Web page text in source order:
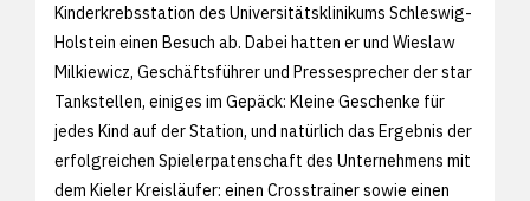
Kinderkrebsstation des Universitätsklinikums Schleswig-
Holstein einen Besuch ab. Dabei hatten er und Wieslaw
Milkiewicz, Geschäftsführer und Pressesprecher der star
Tankstellen, einiges im Gepäck: Kleine Geschenke für
jedes Kind auf der Station, und natürlich das Ergebnis der
erfolgreichen Spielerpatenschaft des Unternehmens mit
dem Kieler Kreisläufer: einen Crosstrainer sowie einen